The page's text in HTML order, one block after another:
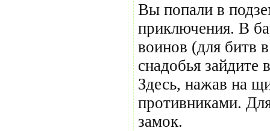
Вы попали в
приключения. В
воинов (для битв
снадобья зайдите
Здесь, нажав на
противниками.
замок.